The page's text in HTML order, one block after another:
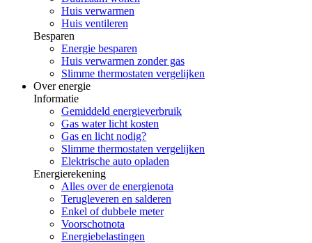
Huis verwarmen
Huis ventileren
Besparen
Energie besparen
Huis verwarmen zonder gas
Slimme thermostaten vergelijken
Over energie
Informatie
Gemiddeld energieverbruik
Gas water licht kosten
Gas en licht nodig?
Slimme thermostaten vergelijken
Elektrische auto opladen
Energierekening
Alles over de energienota
Terugleveren en salderen
Enkel of dubbele meter
Voorschotnota
Energiebelastingen